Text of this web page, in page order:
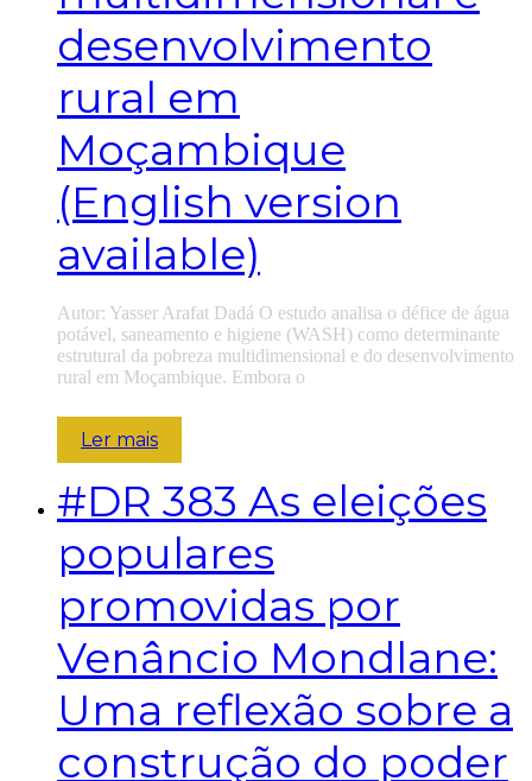
desenvolvimento
rural em
Moçambique
(English version
available)
Autor: Yasser Arafat Dadá O estudo analisa o défice de água
potável, saneamento e higiene (WASH) como determinante
estrutural da pobreza multidimensional e do desenvolvimento
rural em Moçambique. Embora o
Ler mais
#DR 383 As eleições
populares
promovidas por
Venâncio Mondlane:
Uma reflexão sobre a
construção do poder